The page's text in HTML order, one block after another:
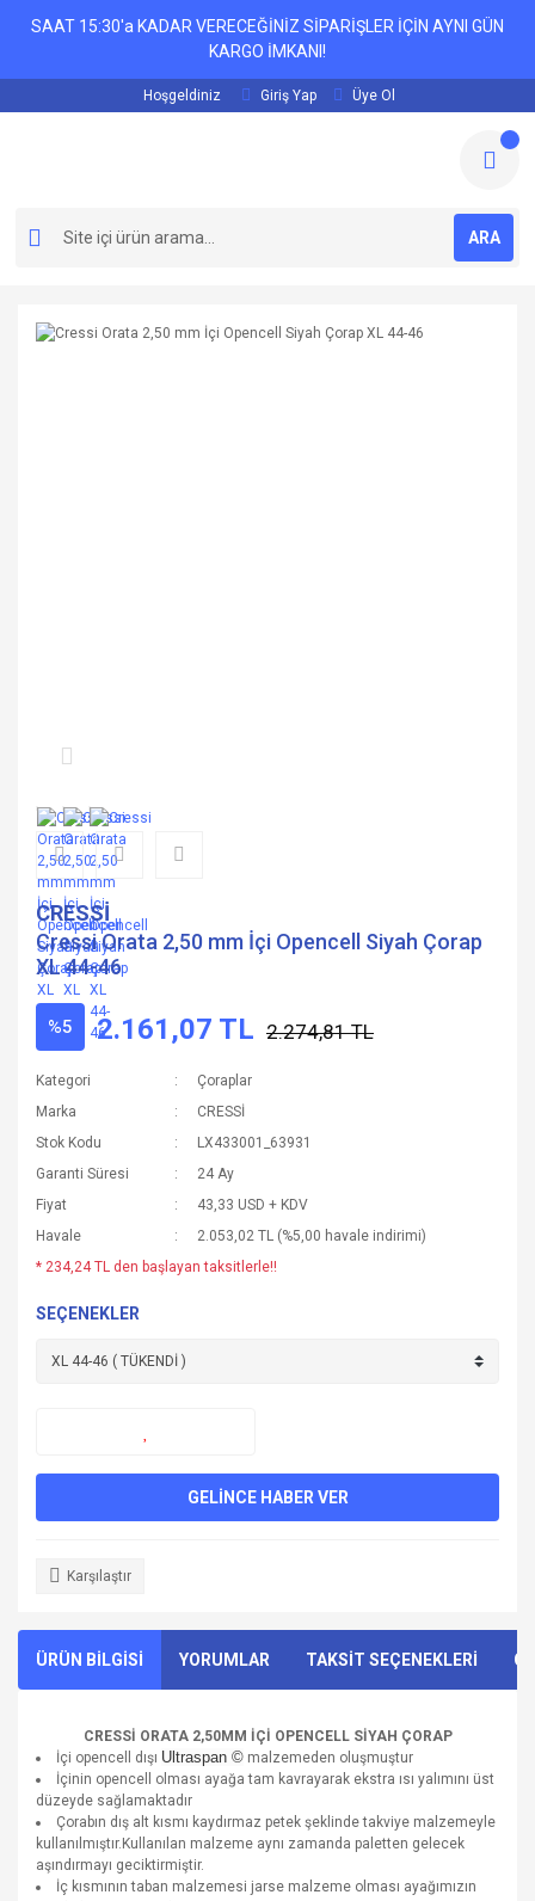
SAAT 15:30'a KADAR VERECEĞİNİZ SİPARİŞLER İÇİN AYNI GÜN
KARGO İMKANI!
Hoşgeldiniz Giriş Yap Üye Ol
ARA
CRESSİ
Cressi Orata 2,50 mm İçi Opencell Siyah Çorap
XL 44-46
%5 2.161,07 TL 2.274,81 TL
Kategori
Çoraplar
Marka
CRESSİ
Stok Kodu
LX433001_63931
Garanti Süresi
24 Ay
Fiyat
43,33 USD + KDV
Havale
2.053,02 TL (%5,00 havale indirimi)
* 234,24 TL den başlayan taksitlerle!!
SEÇENEKLER
GELİNCE HABER VER
Karşılaştır
ÜRÜN BİLGİSİ YORUMLAR TAKSİT SEÇENEKLERİ
CRESSİ ORATA 2,50MM İÇİ OPENCELL SİYAH ÇORAP
İçi opencell dışı Ultraspan © malzemeden oluşmuştur
İçinin opencell olması ayağa tam kavrayarak ekstra ısı yalımını üst
düzeyde sağlamaktadır
Çorabın dış alt kısmı kaydırmaz petek şeklinde takviye malzemeyle
kullanılmıştır.Kullanılan malzeme aynı zamanda paletten gelecek
aşındırmayı geciktirmiştir.
İç kısmının taban malzemesi jarse malzeme olması ayağımızın